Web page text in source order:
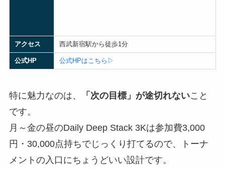
アクセス 西武新宿駅から徒歩1分
公式HP 公式HPはこちら▷
特に魅力なのは、 「次の目標」が途切れないこと
です。
月～金の昼のDaily Deep Stack 3Kは参加費3,000
円・30,000点持ちでじっくり打てるので、トーナ
メントの入口にちょうどいい設計です。